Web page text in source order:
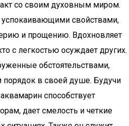
со своим духовным миром.
свойствами,
и прощению. Вдохновляет
с легкостью осуждает других.
обстоятельствами,
порядок в своей душе. Будучи
способствует
дает смелость и четкие